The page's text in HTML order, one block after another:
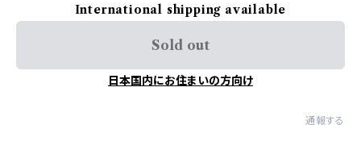
International shipping available
Sold out
日本国内にお住まいの方向け
通報する